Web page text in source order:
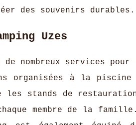
des souvenirs durables.
Uzes
de nombreux services
organisées à la
les stands de
membre de la